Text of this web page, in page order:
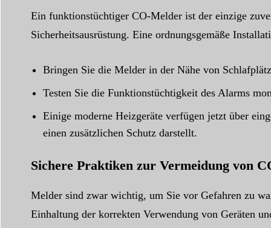
Ein funktionstüchtiger CO-Melder ist der einzige
Sicherheitsausrüstung. Eine ordnungsgemäße
Bringen Sie die Melder in der Nähe von
Testen Sie die Funktionstüchtigkeit des Alarms
Einige moderne Heizgeräte verfügen jetzt über
einen zusätzlichen Schutz darstellt.
Sichere Praktiken zur Vermeidung von
Melder sind zwar wichtig, um Sie vor Gefahren zu
Einhaltung der korrekten Verwendung von Geräten